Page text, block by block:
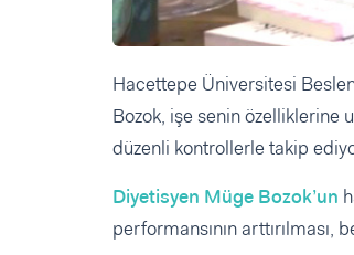
Hacettepe Üniversitesi
Bozok, işe senin özelliklerine
düzenli kontrollerle takip
Diyetisyen Müge Bozok’un
performansının